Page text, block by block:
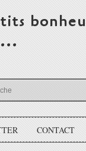
CONTACT